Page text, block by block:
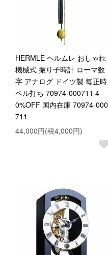
HERMLE ヘルムレ おしゃれ
機械式 振り子時計 ローマ数
字 アナログ ドイツ製 毎正時
ベル打ち 70974-000711 4
0%OFF 国内在庫 70974-000
711
44,000円(税4,000円)